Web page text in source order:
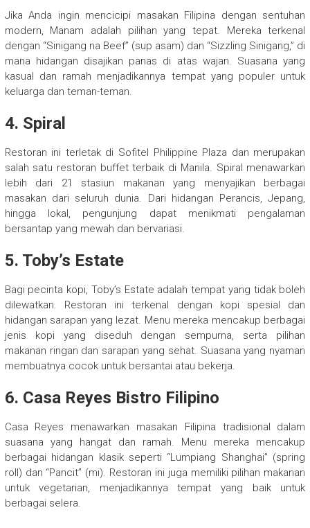
Jika Anda ingin mencicipi masakan Filipina dengan sentuhan
modern, Manam adalah pilihan yang tepat. Mereka terkenal
dengan “Sinigang na Beef” (sup asam) dan “Sizzling Sinigang,” di
mana hidangan disajikan panas di atas wajan. Suasana yang
kasual dan ramah menjadikannya tempat yang populer untuk
keluarga dan teman-teman.
4. Spiral
Restoran ini terletak di Sofitel Philippine Plaza dan merupakan
salah satu restoran buffet terbaik di Manila. Spiral menawarkan
lebih dari 21 stasiun makanan yang menyajikan berbagai
masakan dari seluruh dunia. Dari hidangan Perancis, Jepang,
hingga lokal, pengunjung dapat menikmati pengalaman
bersantap yang mewah dan bervariasi.
5. Toby’s Estate
Bagi pecinta kopi, Toby’s Estate adalah tempat yang tidak boleh
dilewatkan. Restoran ini terkenal dengan kopi spesial dan
hidangan sarapan yang lezat. Menu mereka mencakup berbagai
jenis kopi yang diseduh dengan sempurna, serta pilihan
makanan ringan dan sarapan yang sehat. Suasana yang nyaman
membuatnya cocok untuk bersantai atau bekerja.
6. Casa Reyes Bistro Filipino
Casa Reyes menawarkan masakan Filipina tradisional dalam
suasana yang hangat dan ramah. Menu mereka mencakup
berbagai hidangan klasik seperti “Lumpiang Shanghai” (spring
roll) dan “Pancit” (mi). Restoran ini juga memiliki pilihan makanan
untuk vegetarian, menjadikannya tempat yang baik untuk
berbagai selera.